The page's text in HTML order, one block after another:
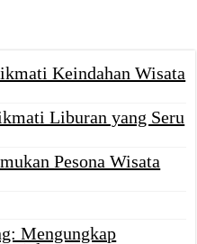
Keindahan Wisata
Liburan yang Seru
Pesona Wisata
Mengungkap